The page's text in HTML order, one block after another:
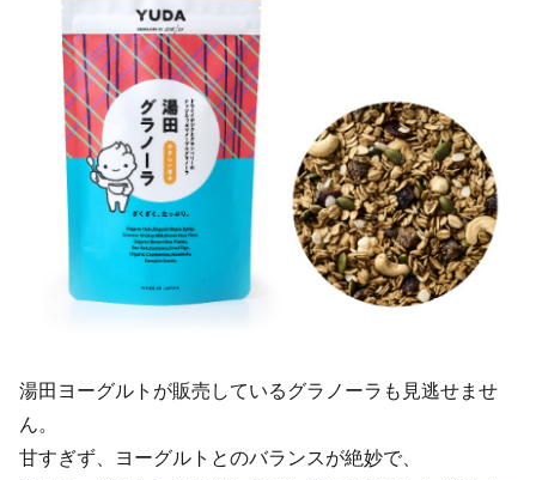
湯田ヨーグルトが販売しているグラノーラも見逃せませ
ん。
甘すぎず、ヨーグルトとのバランスが絶妙で、